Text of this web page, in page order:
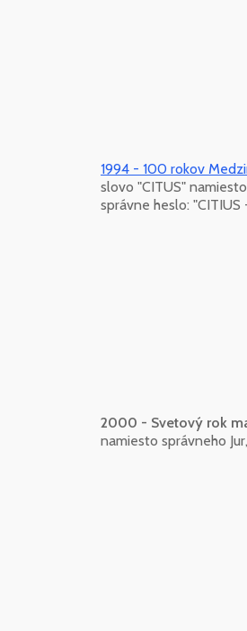
1994 - 100 rokov
slovo "CITUS"
správne heslo: "CITIUS
2000 - Svetový rok
namiesto správneho